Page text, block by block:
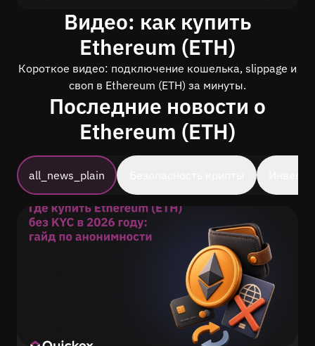
Видео: как купить
Ethereum (ETH)
Короткое видео: подключение кошелька, slippage и
своп в Ethereum (ETH) за минуты.
Последние новости о
Ethereum (ETH)
all_news_plain